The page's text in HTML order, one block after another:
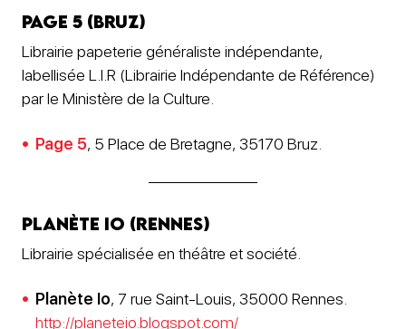
Page 5 (Bruz)
Librairie papeterie généraliste indépendante,
labellisée L.I.R (Librairie Indépendante de Référence)
par le Ministère de la Culture.
Page 5, 5 Place de Bretagne, 35170 Bruz.
Planète Io (Rennes)
Librairie spécialisée en théâtre et société.
Planète Io, 7 rue Saint-Louis, 35000 Rennes.
http://planeteio.blogspot.com/